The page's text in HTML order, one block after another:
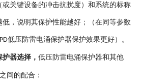
关键设备的冲击抗扰度）和系统的标称
，说明其保护性能越好；（在同等参数
低压防雷电涌保护器保护效果更好）。
器选择， 低压防雷电涌保护器和其他
间的配合：